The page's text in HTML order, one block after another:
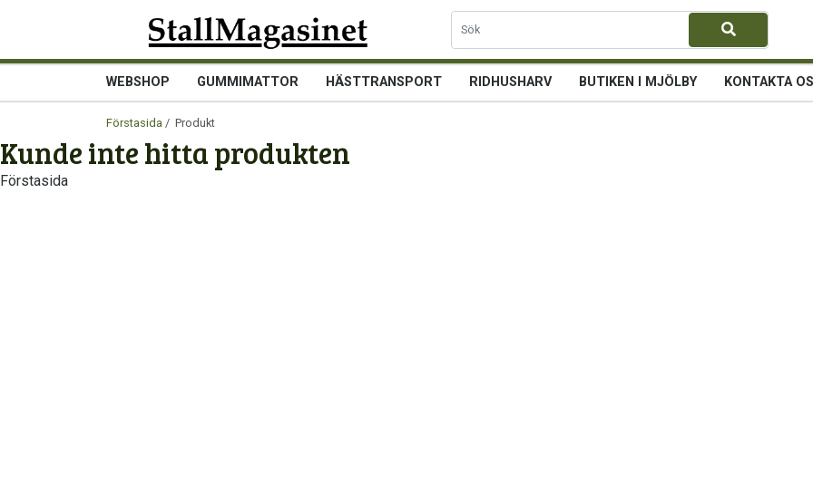
WEBSHOP GUMMIMATTOR HÄSTTRANSPORT RIDHUSHARV BUTIKEN I MJÖLBY KONTAKTA
Förstasida / Produkt
Kunde inte hitta produkten
Förstasida